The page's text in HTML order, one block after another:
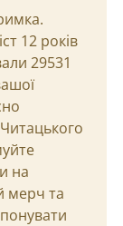
12 років
29531
на
мерч та